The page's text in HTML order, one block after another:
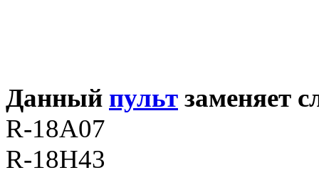
Данный пульт заменяет
R-18A07
R-18H43